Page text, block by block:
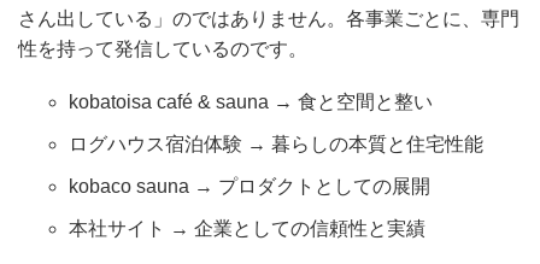
さん出している」のではありません。各事業ごとに、専門
性を持って発信しているのです。
kobatoisa café & sauna → 食と空間と整い
ログハウス宿泊体験 → 暮らしの本質と住宅性能
kobaco sauna → プロダクトとしての展開
本社サイト → 企業としての信頼性と実績